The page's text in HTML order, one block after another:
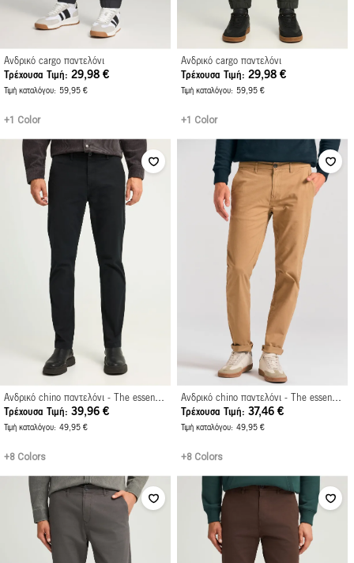
Ανδρικό cargo παντελόνι
Τρέχουσα Τιμή
29,98 €
Τιμή καταλόγου 59,95 €
+1 Color
Ανδρικό cargo παντελόνι
Τρέχουσα Τιμή
29,98 €
Τιμή καταλόγου 59,95 €
+1 Color
Τρέχουσα Τιμή
39,96 €
Τιμή καταλόγου 49,95 €
+8 Colors
Τρέχουσα Τιμή
37,46 €
Τιμή καταλόγου 49,95 €
+8 Colors